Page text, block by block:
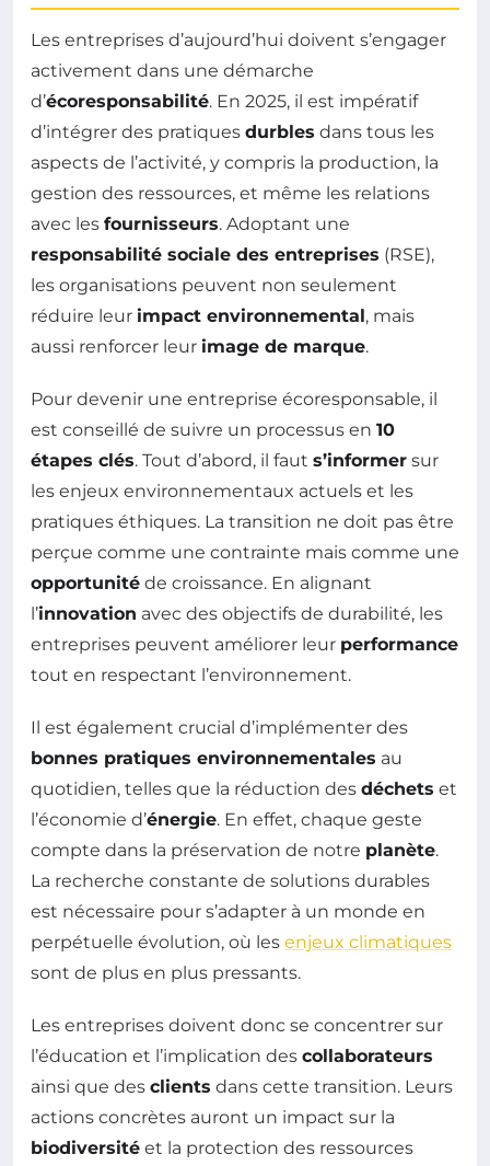
Les entreprises d’aujourd’hui doivent s’engager
activement dans une démarche
d’écoresponsabilité. En 2025, il est impératif
d’intégrer des pratiques durbles dans tous les
aspects de l’activité, y compris la production, la
gestion des ressources, et même les relations
avec les fournisseurs. Adoptant une
responsabilité sociale des entreprises (RSE),
les organisations peuvent non seulement
réduire leur impact environnemental, mais
aussi renforcer leur image de marque.
Pour devenir une entreprise écoresponsable, il
est conseillé de suivre un processus en 10
étapes clés. Tout d’abord, il faut s’informer sur
les enjeux environnementaux actuels et les
pratiques éthiques. La transition ne doit pas être
perçue comme une contrainte mais comme une
opportunité de croissance. En alignant
l’innovation avec des objectifs de durabilité, les
entreprises peuvent améliorer leur performance
tout en respectant l’environnement.
Il est également crucial d’implémenter des
bonnes pratiques environnementales au
quotidien, telles que la réduction des déchets et
l’économie d’énergie. En effet, chaque geste
compte dans la préservation de notre planète.
La recherche constante de solutions durables
est nécessaire pour s’adapter à un monde en
perpétuelle évolution, où les enjeux climatiques
sont de plus en plus pressants.
Les entreprises doivent donc se concentrer sur
l’éducation et l’implication des collaborateurs
ainsi que des clients dans cette transition. Leurs
actions concrètes auront un impact sur la
biodiversité et la protection des ressources